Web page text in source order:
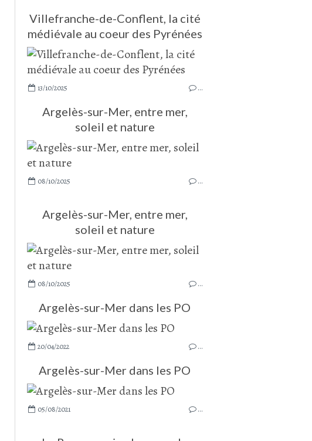
Villefranche-de-Conflent, la cité
médiévale au coeur des Pyrénées
13/10/2025 …
Argelès-sur-Mer, entre mer,
soleil et nature
08/10/2025 …
Argelès-sur-Mer, entre mer,
soleil et nature
08/10/2025 …
Argelès-sur-Mer dans les PO
20/04/2022 …
Argelès-sur-Mer dans les PO
05/08/2021 …